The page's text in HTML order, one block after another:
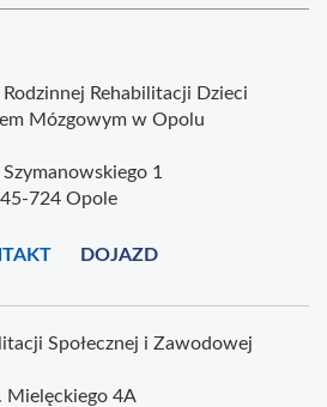
Rehabilitacji Dzieci
Mózgowym w Opolu
1
45-724 Opole
DOJAZD
Społecznej i Zawodowej
Mielęckiego 4A